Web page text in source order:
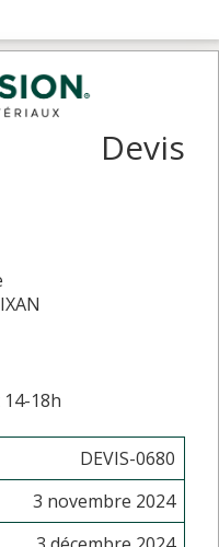
Devis
18h
DEVIS-0680
3 novembre 2024